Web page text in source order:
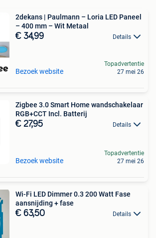
2dekans | Paulmann – Loria LED Paneel
– 400 mm – Wit Metaal
€ 34,99 Details
Bezoek website
Topadvertentie
27 mei 26
Zigbee 3.0 Smart Home wandschakelaar
RGB+CCT Incl. Batterij
€ 27,95 Details
Bezoek website
Topadvertentie
27 mei 26
Wi-Fi LED Dimmer 0.3 200 Watt Fase
aansnijding + fase
€ 63,50 Details